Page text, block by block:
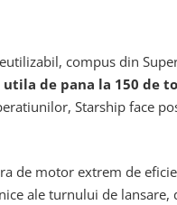
compus din
de pana la 150 de
Starship face
de motor extrem de
ale turnului de lansare,